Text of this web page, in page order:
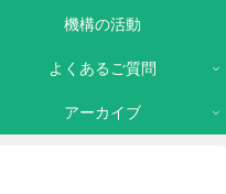
機構の活動
よくあるご質問
アーカイブ